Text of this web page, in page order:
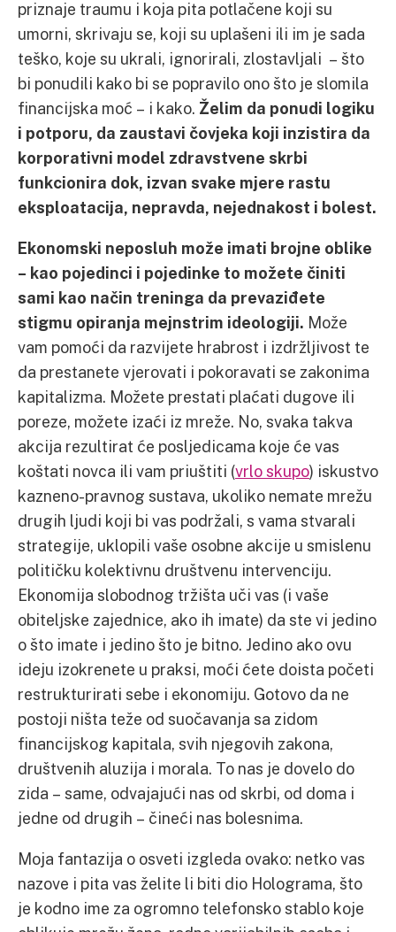
priznaje traumu i koja pita potlačene koji su
umorni, skrivaju se, koji su uplašeni ili im je sada
teško, koje su ukrali, ignorirali, zlostavljali – što
bi ponudili kako bi se popravilo ono što je slomila
financijska moć – i kako. Želim da ponudi logiku
i potporu, da zaustavi čovjeka koji inzistira da
korporativni model zdravstvene skrbi
funkcionira dok, izvan svake mjere rastu
eksploatacija, nepravda, nejednakost i bolest.
Ekonomski neposluh može imati brojne oblike
– kao pojedinci i pojedinke to možete činiti
sami kao način treninga da prevaziđete
stigmu opiranja mejnstrim ideologiji. Može
vam pomoći da razvijete hrabrost i izdržljivost te
da prestanete vjerovati i pokoravati se zakonima
kapitalizma. Možete prestati plaćati dugove ili
poreze, možete izaći iz mreže. No, svaka takva
akcija rezultirat će posljedicama koje će vas
koštati novca ili vam priuštiti (vrlo skupo) iskustvo
kazneno-pravnog sustava, ukoliko nemate mrežu
drugih ljudi koji bi vas podržali, s vama stvarali
strategije, uklopili vaše osobne akcije u smislenu
političku kolektivnu društvenu intervenciju.
Ekonomija slobodnog tržišta uči vas (i vaše
obiteljske zajednice, ako ih imate) da ste vi jedino
o što imate i jedino što je bitno. Jedino ako ovu
ideju izokrenete u praksi, moći ćete doista početi
restrukturirati sebe i ekonomiju. Gotovo da ne
postoji ništa teže od suočavanja sa zidom
financijskog kapitala, svih njegovih zakona,
društvenih aluzija i morala. To nas je dovelo do
zida – same, odvajajući nas od skrbi, od doma i
jedne od drugih – čineći nas bolesnima.
Moja fantazija o osveti izgleda ovako: netko vas
nazove i pita vas želite li biti dio Holograma, što
je kodno ime za ogromno telefonsko stablo koje